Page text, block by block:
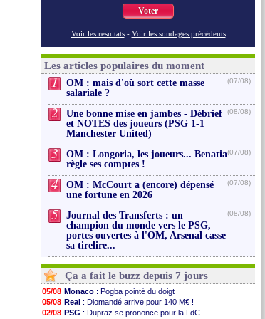
Voter
Voir les resultats - Voir les sondages précédents
Les articles populaires du moment
1
OM : mais d'où sort cette masse
salariale ?
(07/08)
2
Une bonne mise en jambes - Débrief
et NOTES des joueurs (PSG 1-1
Manchester United)
(08/08)
3
OM : Longoria, les joueurs... Benatia
règle ses comptes !
(07/08)
4
OM : McCourt a (encore) dépensé
une fortune en 2026
(07/08)
5
Journal des Transferts : un
champion du monde vers le PSG,
portes ouvertes à l'OM, Arsenal casse
sa tirelire...
(08/08)
Ça a fait le buzz depuis 7 jours
05/08 Monaco : Pogba pointé du doigt
05/08 Real : Diomandé arrive pour 140 M€ !
02/08 PSG : Dupraz se prononce pour la LdC